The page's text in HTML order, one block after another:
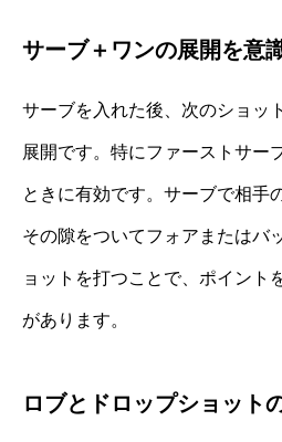
サーブ＋ワンの展開を意
サーブを入れた後、次のショッ
展開です。特にファーストサー
ときに有効です。サーブで相手
その隙をついてフォアまたはバ
ョットを打つことで、ポイント
があります。
ロブとドロップショット